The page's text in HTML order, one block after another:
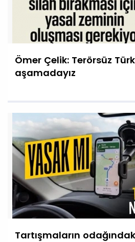
Ömer Çelik: Terörsüz
aşamadayız
Tartışmaların